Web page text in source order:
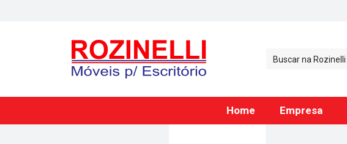
Home Empresa